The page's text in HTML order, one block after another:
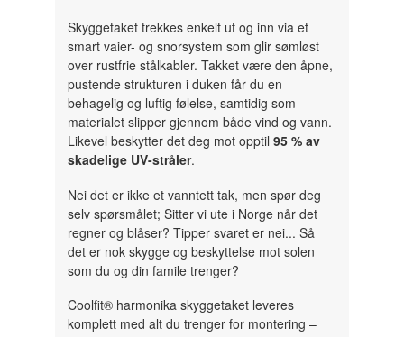
Skyggetaket trekkes enkelt ut og inn via et
smart vaier- og snorsystem som glir sømløst
over rustfrie stålkabler. Takket være den åpne,
pustende strukturen i duken får du en
behagelig og luftig følelse, samtidig som
materialet slipper gjennom både vind og vann.
Likevel beskytter det deg mot opptil95 % av
skadelige UV-stråler.
Nei det er ikke et vanntett tak, men spør deg
selv spørsmålet; Sitter vi ute i Norge når det
regner og blåser? Tipper svaret er nei... Så
det er nok skygge og beskyttelse mot solen
som du og din famile trenger?
Coolfit® harmonika skyggetaket leveres
komplett med alt du trenger for montering –